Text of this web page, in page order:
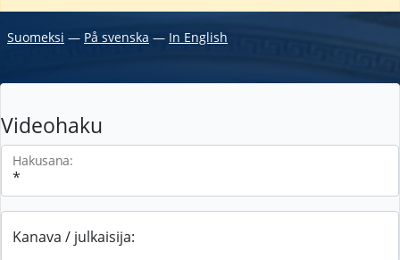
Suomeksi ― På svenska ― In English
Videohaku
Hakusana:
Kanava / julkaisija: